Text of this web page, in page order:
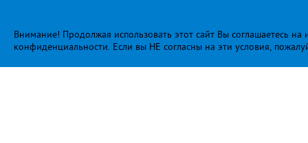
Внимание! Продолжая использовать этот сайт Вы соглашаетесь
конфиденциальности. Если вы НЕ согласны на эти условия,